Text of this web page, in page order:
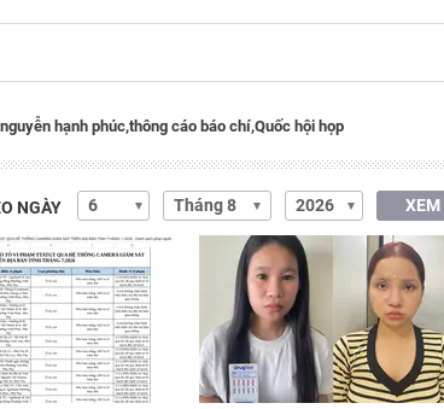
nguyễn hạnh phúc,thông cáo báo chí,Quốc hội họp
NGÀY XEM